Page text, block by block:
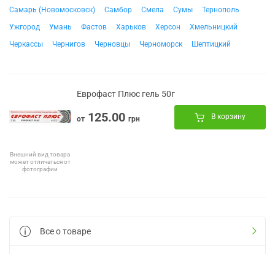
Самарь (Новомосковск)
Самбор Смела Сумы
Тернополь
Ужгород
Умань Фастов Харьков Херсон
Хмельницкий
Черкассы
Чернигов Черновцы Черноморск Шептицкий
Внешний вид товара
может отличаться от
фотографии
Еврофаст Плюс гель 50г
от 125.00 грн В корзину
Все о товаре